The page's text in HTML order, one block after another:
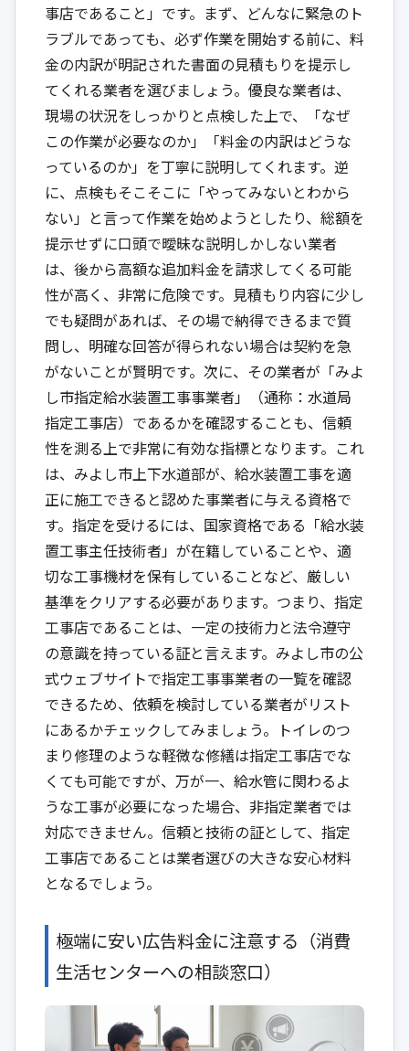
事店であること」です。まず、どんなに緊急のト
ラブルであっても、必ず作業を開始する前に、料
金の内訳が明記された書面の見積もりを提示し
てくれる業者を選びましょう。優良な業者は、
現場の状況をしっかりと点検した上で、「なぜ
この作業が必要なのか」「料金の内訳はどうな
っているのか」を丁寧に説明してくれます。逆
に、点検もそこそこに「やってみないとわから
ない」と言って作業を始めようとしたり、総額を
提示せずに口頭で曖昧な説明しかしない業者
は、後から高額な追加料金を請求してくる可能
性が高く、非常に危険です。見積もり内容に少し
でも疑問があれば、その場で納得できるまで質
問し、明確な回答が得られない場合は契約を急
がないことが賢明です。次に、その業者が「みよ
し市指定給水装置工事事業者」（通称：水道局
指定工事店）であるかを確認することも、信頼
性を測る上で非常に有効な指標となります。これ
は、みよし市上下水道部が、給水装置工事を適
正に施工できると認めた事業者に与える資格で
す。指定を受けるには、国家資格である「給水装
置工事主任技術者」が在籍していることや、適
切な工事機材を保有していることなど、厳しい
基準をクリアする必要があります。つまり、指定
工事店であることは、一定の技術力と法令遵守
の意識を持っている証と言えます。みよし市の公
式ウェブサイトで指定工事事業者の一覧を確認
できるため、依頼を検討している業者がリスト
にあるかチェックしてみましょう。トイレのつ
まり修理のような軽微な修繕は指定工事店でな
くても可能ですが、万が一、給水管に関わるよ
うな工事が必要になった場合、非指定業者では
対応できません。信頼と技術の証として、指定
工事店であることは業者選びの大きな安心材料
となるでしょう。
極端に安い広告料金に注意する（消費
生活センターへの相談窓口）